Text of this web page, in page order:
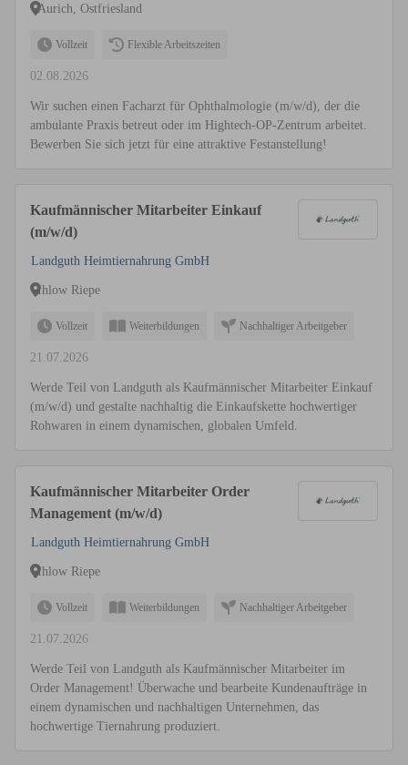
Aurich, Ostfriesland
Vollzeit Flexible Arbeitszeiten
02.08.2026
Wir suchen einen Facharzt für Ophthalmologie (m/w/d), der die
ambulante Praxis betreut oder im Hightech-OP-Zentrum arbeitet.
Bewerben Sie sich jetzt für eine attraktive Festanstellung!
Kaufmännischer Mitarbeiter Einkauf
(m/w/d)
Landguth Heimtiernahrung GmbH
Ihlow Riepe
Vollzeit Weiterbildungen Nachhaltiger Arbeitgeber
21.07.2026
Werde Teil von Landguth als Kaufmännischer Mitarbeiter Einkauf
(m/w/d) und gestalte nachhaltig die Einkaufskette hochwertiger
Rohwaren in einem dynamischen, globalen Umfeld.
Kaufmännischer Mitarbeiter Order
Management (m/w/d)
Landguth Heimtiernahrung GmbH
Ihlow Riepe
Vollzeit Weiterbildungen Nachhaltiger Arbeitgeber
21.07.2026
Werde Teil von Landguth als Kaufmännischer Mitarbeiter im
Order Management! Überwache und bearbeite Kundenaufträge in
einem dynamischen und nachhaltigen Unternehmen, das
hochwertige Tiernahrung produziert.